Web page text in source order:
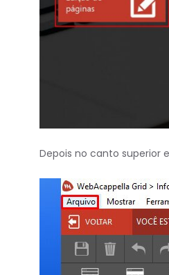
Depois no canto superior